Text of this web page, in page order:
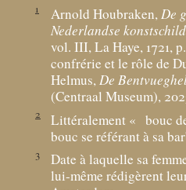
1 Arnold Houbraken,De
Nederlandse
vol. III, La Haye, 1721,
confrérie et le rôle de
Helmus,De
(Centraal Museum),
2 Littéralement « bouc
bouc se référant à sa
3
Date à laquelle sa
lui-même rédigèrent